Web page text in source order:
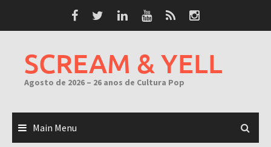
SCREAM & YELL
Agosto de 2026 – 26 anos de Cultura Pop
Main Menu